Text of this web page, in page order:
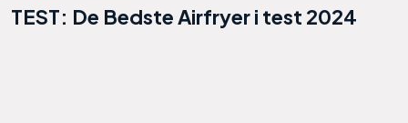
TEST: De Bedste Airfryer i test 2024